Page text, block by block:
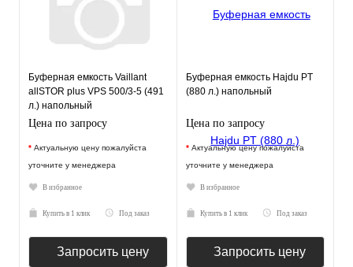
Буферная емкость Vaillant
allSTOR plus VPS 500/3-5 (491
л.) напольный
Цена по запросу
* Актуальную цену пожалуйста
уточните у менеджера
В избранное
Купить в 1 клик Под заказ
Запросить цену
Буферная емкость Hajdu PT
(880 л.) напольный
Цена по запросу
* Актуальную цену пожалуйста
уточните у менеджера
В избранное
Купить в 1 клик Под заказ
Запросить цену